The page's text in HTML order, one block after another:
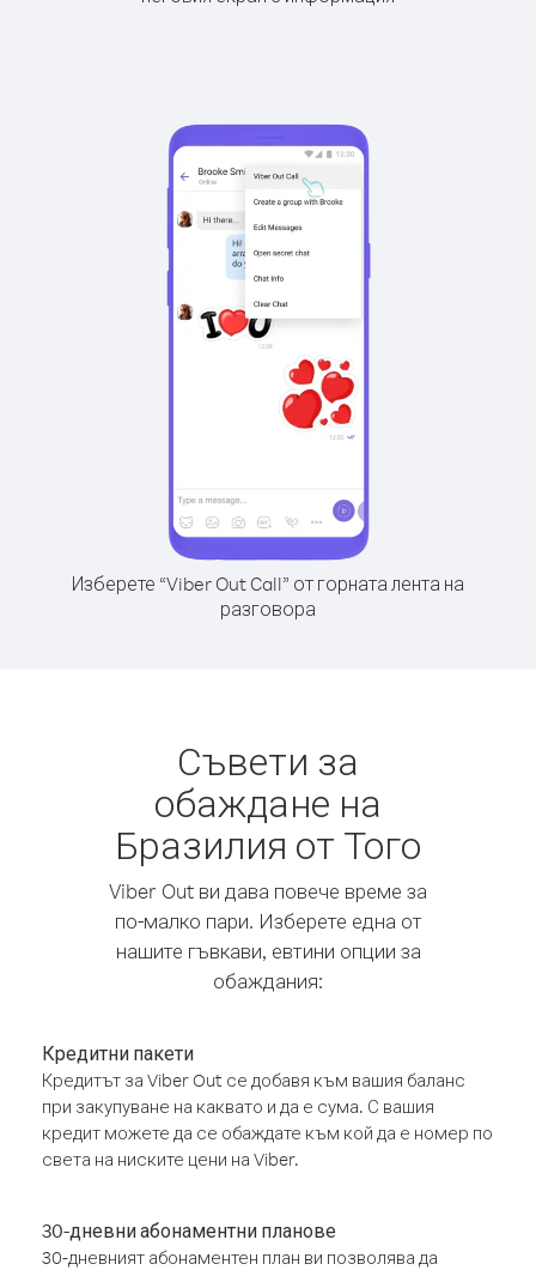
Изберете “Viber Out Call” от горната лента на
разговора
Съвети за
обаждане на
Бразилия от Того
Viber Out ви дава повече време за
по-малко пари. Изберете една от
нашите гъвкави, евтини опции за
обаждания:
Кредитни пакети
Кредитът за Viber Out се добавя към вашия баланс
при закупуване на каквато и да е сума. С вашия
кредит можете да се обаждате към кой да е номер по
света на ниските цени на Viber.
30-дневни абонаментни планове
30-дневният абонаментен план ви позволява да